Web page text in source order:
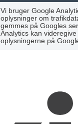
Vi bruger Google
oplysninger om
gemmes på Googles
Analytics kan
oplysningerne på